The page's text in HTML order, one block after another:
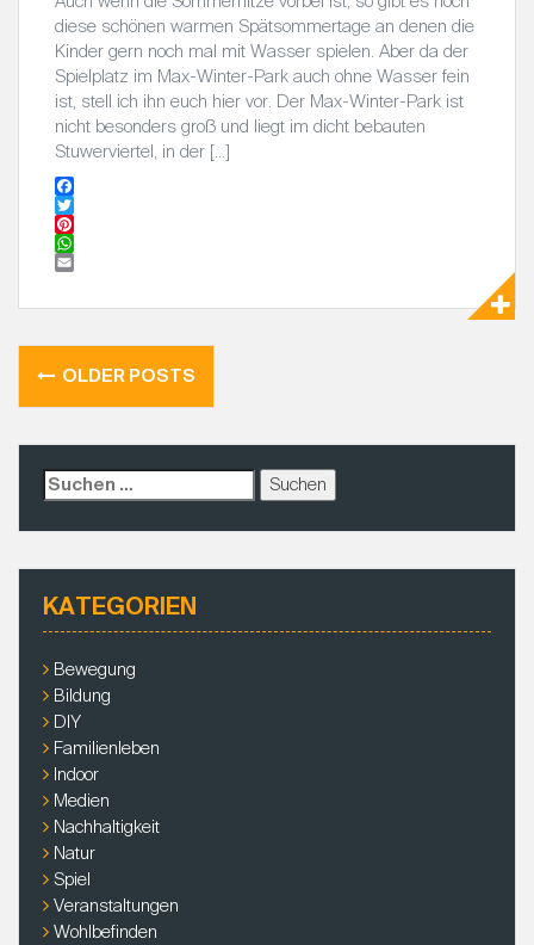
diese schönen warmen Spätsommertage an denen die
Kinder gern noch mal mit Wasser spielen. Aber da der
Spielplatz im Max-Winter-Park auch ohne Wasser fein
ist, stell ich ihn euch hier vor. Der Max-Winter-Park ist
nicht besonders groß und liegt im dicht bebauten
Stuwerviertel, in der […]
F
a
c
e
T
w
i
P
i
s
W
p
E
I
A
G
OLDER POSTS
S
u
c
n
a
h
:
KATEGORIEN
Bewegung
Bildung
DIY
Familienleben
Indoor
Medien
Nachhaltigkeit
Natur
Spiel
Veranstaltungen
Wohlbefinden